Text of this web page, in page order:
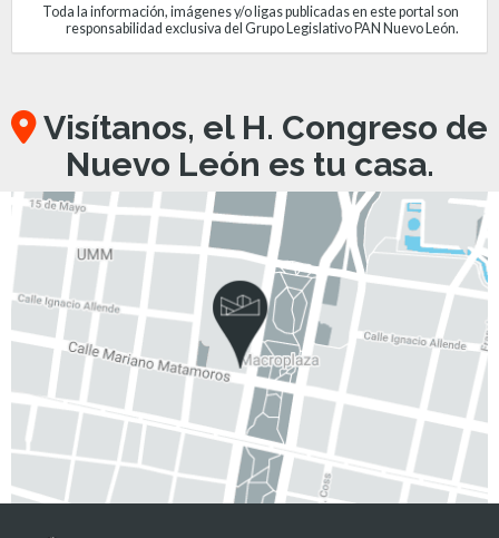
Toda la información, imágenes y/o ligas publicadas en este portal son
responsabilidad exclusiva del Grupo Legislativo PAN Nuevo León.
Visítanos, el H. Congreso de
Nuevo León es tu casa.